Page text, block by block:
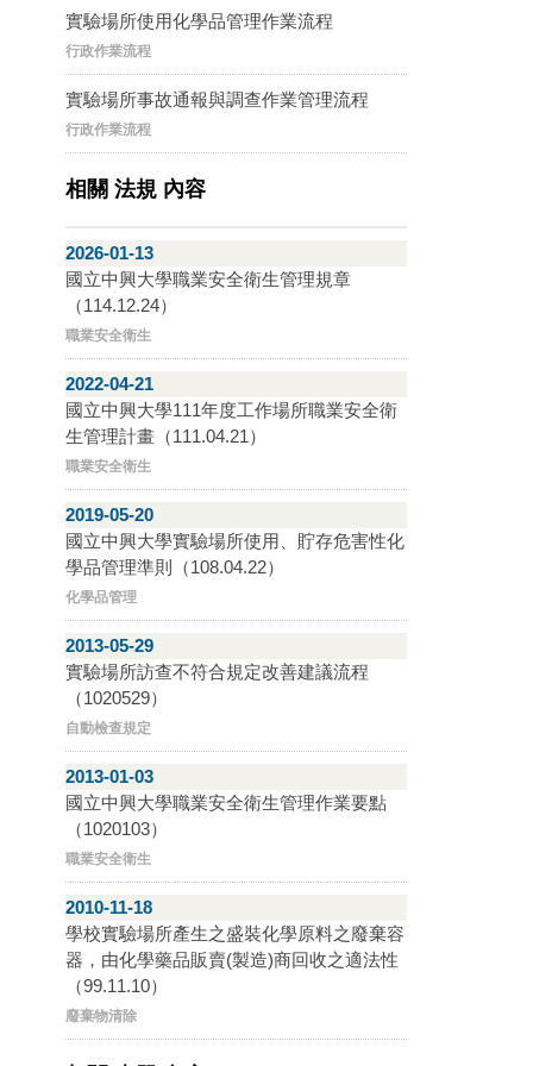
實驗場所使用化學品管理作業流程
行政作業流程
實驗場所事故通報與調查作業管理流程
行政作業流程
相關 法規 內容
2026-01-13
國立中興大學職業安全衛生管理規章
（114.12.24）
職業安全衛生
2022-04-21
國立中興大學111年度工作場所職業安全衛
生管理計畫（111.04.21）
職業安全衛生
2019-05-20
國立中興大學實驗場所使用、貯存危害性化
學品管理準則（108.04.22）
化學品管理
2013-05-29
實驗場所訪查不符合規定改善建議流程
（1020529）
自動檢查規定
2013-01-03
國立中興大學職業安全衛生管理作業要點
（1020103）
職業安全衛生
2010-11-18
學校實驗場所產生之盛裝化學原料之廢棄容
器，由化學藥品販賣(製造)商回收之適法性
（99.11.10）
廢棄物清除